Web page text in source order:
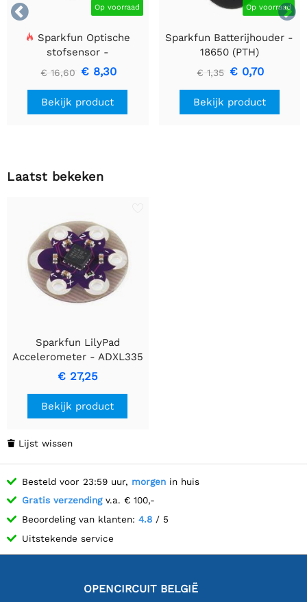

 Op voorraad
Sparkfun Optische
stofsensor -
GP2Y1010AU0F
€ 16,60 € 8,30
Bekijk product
Op voorraad
Sparkfun Batterijhouder -
18650 (PTH)
€ 1,35 € 0,70
Bekijk product
Laatst bekeken
Sparkfun LilyPad
Accelerometer - ADXL335
€ 27,25
Bekijk product
 Lijst wissen
Besteld voor 23:59 uur, morgen in huis
Gratis verzendingv.a. € 100,-
Beoordeling van klanten: 4.8 / 5
Uitstekende service
OPENCIRCUIT BELGIË